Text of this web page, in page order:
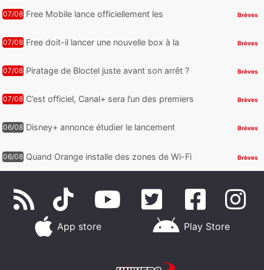
07/08 Free Mobile lance officiellement les
cadeaux
Brèves
07/08 Free doit-il lancer une nouvelle box à la
Brèves
07/08 Piratage de Bloctel juste avant son arrêt ?
Brèves
07/08 C’est officiel, Canal+ sera l’un des premiers
Brèves
06/08 Disney+ annonce étudier le lancement
Brèves
06/08 Quand Orange installe des zones de Wi-Fi
Brèves
App store Play Store